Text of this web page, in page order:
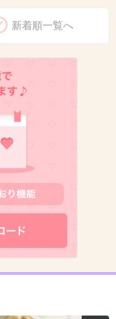
に仕事復帰せ
病院行くって
であって、外
るでしょ
制度が充実し
新着順一覧へ